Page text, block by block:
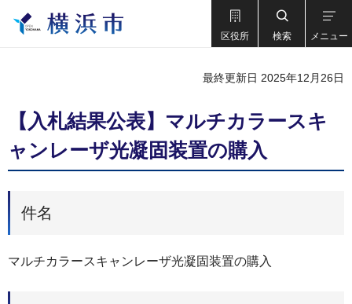
区役所 検索 メニュー
最終更新日 2025年12月26日
【入札結果公表】マルチカラースキ
ャンレーザ光凝固装置の購入
件名
マルチカラースキャンレーザ光凝固装置の購入